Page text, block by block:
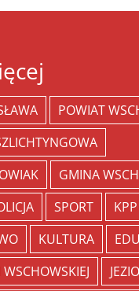
POWIAT
GMINA
SPORT
KULTURA